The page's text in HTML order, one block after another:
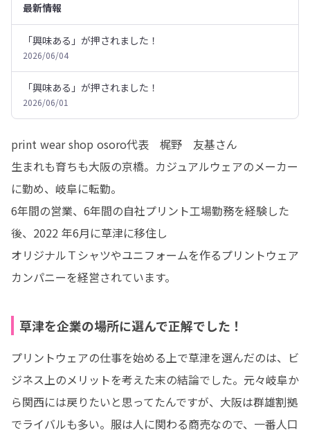
最新情報
「興味ある」が押されました！
2026/06/04
「興味ある」が押されました！
2026/06/01
print wear shop osoro代表　梶野　友基さん
生まれも育ちも大阪の京橋。カジュアルウェアのメーカー
に勤め、岐阜に転勤。
6年間の営業、6年間の自社プリント工場勤務を経験した
後、2022 年6月に草津に移住し
オリジナルＴシャツやユニフォームを作るプリントウェア
カンパニーを経営されています。
草津を企業の場所に選んで正解でした！
プリントウェアの仕事を始める上で草津を選んだのは、ビ
ジネス上のメリットを考えた末の結論でした。元々岐阜か
ら関西には戻りたいと思ってたんですが、大阪は群雄割拠
でライバルも多い。服は人に関わる商売なので、一番人口